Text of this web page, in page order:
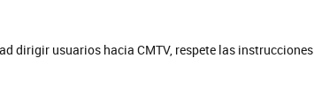
dirigir usuarios hacia CMTV, respete las instrucciones